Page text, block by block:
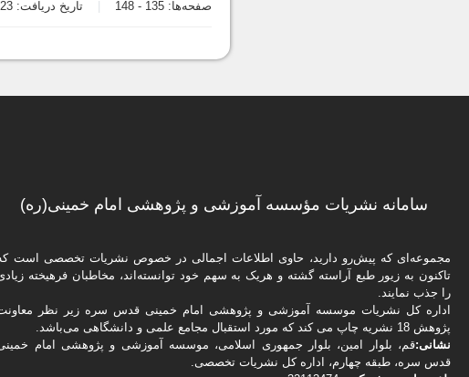
صفحه‌ها: 135
-
148 تاریخ دریافت: 1400/04/23
سامانه نشریات مؤسسه آموزشی و پژوهشی امام خمینی(ره)
مجموعه‌ای که پیش‌رو دارید،‌ حاوی اطلاعات اجمالی در خصوص نشریات تخصصی است
تاکنون به زیور طبع آراسته گشته و هریک به سهم خود توانسته‌اند، مخاطبان فرهیخته‌
را جذب نمایند.
اداره كل نشریات موسسه آموزشی و پژوهشی امام خمینی قدس سره زیر نظر
پژوهش 18 نشریه چاپ می کند که مورد استقبال مجامع علمی و دانشگاهی می‌باشد.
نشانی:قم، بلوار امین، بلوار جمهوری اسلامی، موسسه آموزشی و پژوهشی امام
قدس سره، طبقه چهارم، اداره كل نشریات تخصصی.